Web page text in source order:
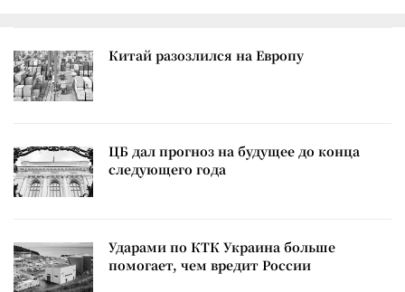
Китай разозлился на Европу
ЦБ дал прогноз на будущее до конца
следующего года
Ударами по КТК Украина больше
помогает, чем вредит России